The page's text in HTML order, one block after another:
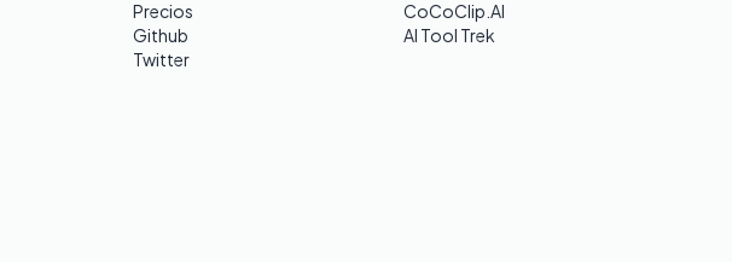
Precios
Github
Twitter
CoCoClip.AI
AI Tool Trek